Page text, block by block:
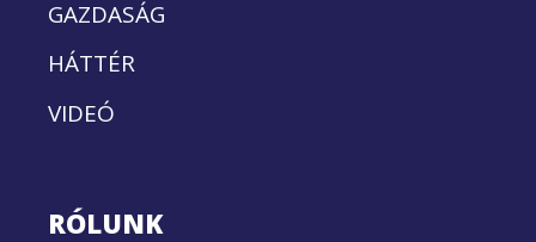
GAZDASÁG
HÁTTÉR
VIDEÓ
RÓLUNK